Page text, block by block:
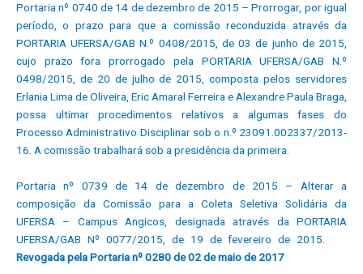
Portaria nº 0740 de 14 de dezembro de 2015 – Prorrogar, por igual
período, o prazo para que a comissão reconduzida através da
PORTARIA UFERSA/GAB N.º 0408/2015, de 03 de junho de 2015,
cujo prazo fora prorrogado pela PORTARIA UFERSA/GAB N.º
0498/2015, de 20 de julho de 2015, composta pelos servidores
Erlania Lima de Oliveira, Eric Amaral Ferreira e Alexandre Paula Braga,
possa ultimar procedimentos relativos a algumas fases do
Processo Administrativo Disciplinar sob o n.º 23091.002337/2013-
16. A comissão trabalhará sob a presidência da primeira.
Portaria nº 0739 de 14 de dezembro de 2015 – Alterar a
composição da Comissão para a Coleta Seletiva Solidária da
UFERSA – Campus Angicos, designada através da PORTARIA
UFERSA/GAB Nº 0077/2015, de 19 de fevereiro de 2015.
Revogada pela Portaria nº 0280 de 02 de maio de 2017